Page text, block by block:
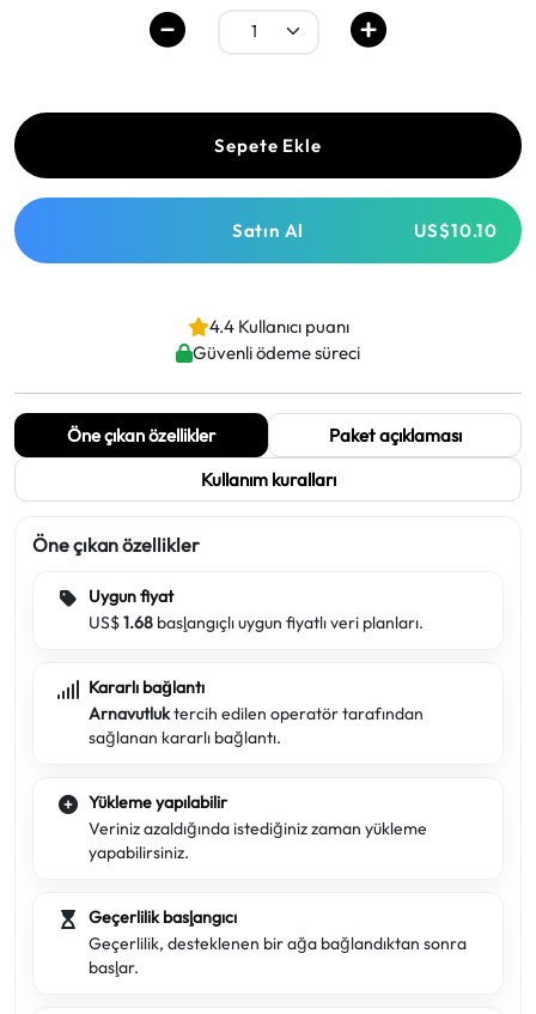
Sepete Ekle
Satın Al US$10.10
4.4 Kullanıcı puanı
Güvenli ödeme süreci
Öne çıkan özellikler
Paket açıklaması
Kullanım kuralları
Öne çıkan özellikler
Uygun fiyat
US$1.68 başlangıçlı uygun fiyatlı veri planları.
Kararlı bağlantı
Arnavutluktercih edilen operatör tarafından
sağlanan kararlı bağlantı.
Yükleme yapılabilir
Veriniz azaldığında istediğiniz zaman yükleme
yapabilirsiniz.
Geçerlilik başlangıcı
Geçerlilik, desteklenen bir ağa bağlandıktan sonra
başlar.